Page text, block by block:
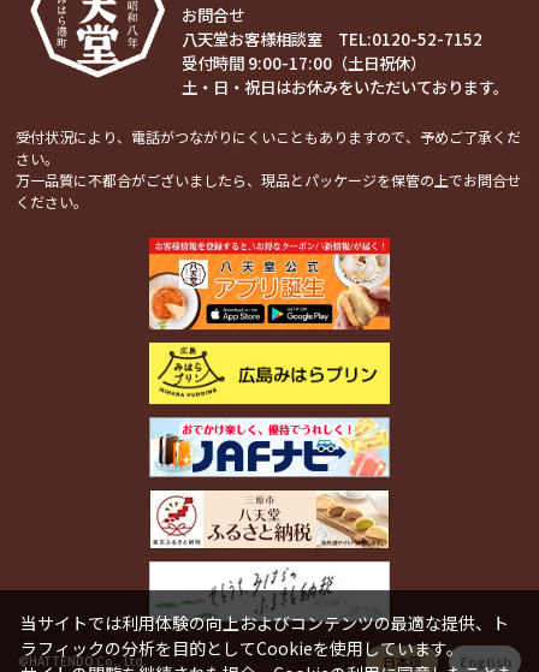
お問合せ
八天堂お客様相談室 TEL:0120-52-7152
受付時間 9:00-17:00（土日祝休）
土・日・祝日はお休みをいただいております。
受付状況により、電話がつながりにくいこともありますので、予めご了承くだ
さい。
万一品質に不都合がございましたら、現品とパッケージを保管の上でお問合せ
ください。
©HATTENDO Co., Ltd. 日本語 English
当サイトでは利用体験の向上およびコンテンツの最適な提供、ト
ラフィックの分析を目的としてCookieを使用しています。